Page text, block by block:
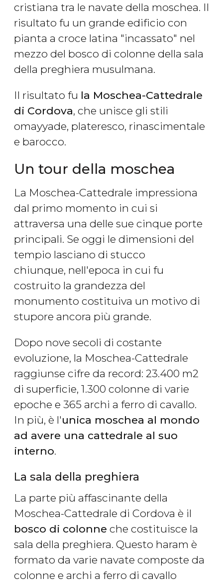
cristiana tra le navate della moschea. Il
risultato fu un grande edificio con
pianta a croce latina "incassato" nel
mezzo del bosco di colonne della sala
della preghiera musulmana.
Il risultato fu la Moschea-Cattedrale
di Cordova, che unisce gli stili
omayyade, plateresco, rinascimentale
e barocco.
Un tour della moschea
La Moschea-Cattedrale impressiona
dal primo momento in cui si
attraversa una delle sue cinque porte
principali. Se oggi le dimensioni del
tempio lasciano di stucco
chiunque, nell'epoca in cui fu
costruito la grandezza del
monumento costituiva un motivo di
stupore ancora più grande.
Dopo nove secoli di costante
evoluzione, la Moschea-Cattedrale
raggiunse cifre da record: 23.400 m2
di superficie, 1.300 colonne di varie
epoche e 365 archi a ferro di cavallo.
In più, è l'unica moschea al mondo
ad avere una cattedrale al suo
interno.
La sala della preghiera
La parte più affascinante della
Moschea-Cattedrale di Cordova è il
bosco di colonne che costituisce la
sala della preghiera. Questo haram è
formato da varie navate composte da
colonne e archi a ferro di cavallo